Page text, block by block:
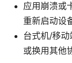
应用崩溃或
重新启动设
台式机/移
或换用其他